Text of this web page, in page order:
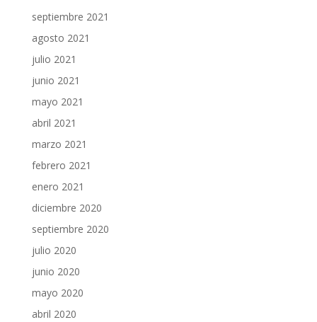
septiembre 2021
agosto 2021
julio 2021
junio 2021
mayo 2021
abril 2021
marzo 2021
febrero 2021
enero 2021
diciembre 2020
septiembre 2020
julio 2020
junio 2020
mayo 2020
abril 2020